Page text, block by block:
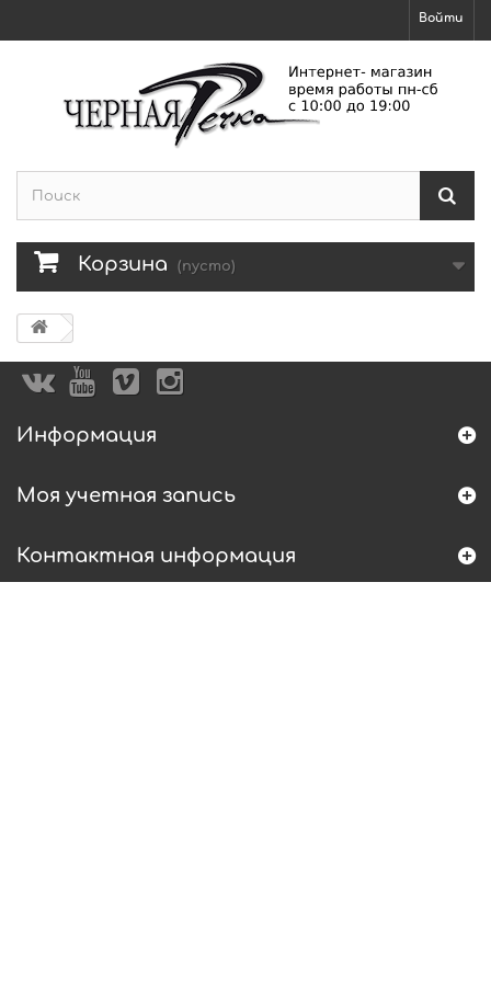
Войти
Корзина (пусто)
Информация
Моя учетная запись
Контактная информация